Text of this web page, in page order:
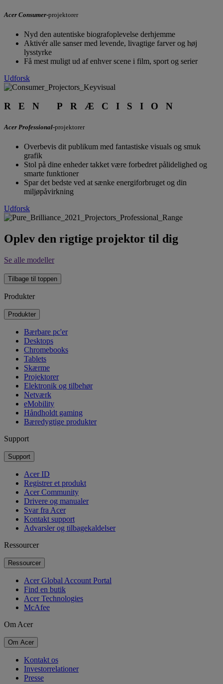
Acer Consumer-projektorer
Nyd den autentiske biografoplevelse derhjemme
Aktivér alle sanser med levende, livagtige farver og høj
lysstyrke
Få mest muligt ud af enhver scene i film, sport og serier
Udforsk
REN PRÆCISION
Acer Professional-projektorer
Overbevis dit publikum med fantastiske visuals og smuk
grafik
Stol på dine enheder takket være forbedret pålidelighed og
smarte funktioner
Spar det bedste ved at sænke energiforbruget og din
miljøpåvirkning
Udforsk
Oplev den rigtige projektor til dig
Se alle modeller
Tilbage til toppen
Produkter
Produkter
Bærbare pc'er
Desktops
Chromebooks
Tablets
Skærme
Projektorer
Elektronik og tilbehør
Netværk
eMobility
Håndholdt gaming
Bæredygtige produkter
Support
Support
Acer ID
Registrer et produkt
Acer Community
Drivere og manualer
Svar fra Acer
Kontakt support
Advarsler og tilbagekaldelser
Ressourcer
Ressourcer
Acer Global Account Portal
Find en butik
Acer Technologies
McAfee
Om Acer
Om Acer
Kontakt os
Investorrelationer
Presse